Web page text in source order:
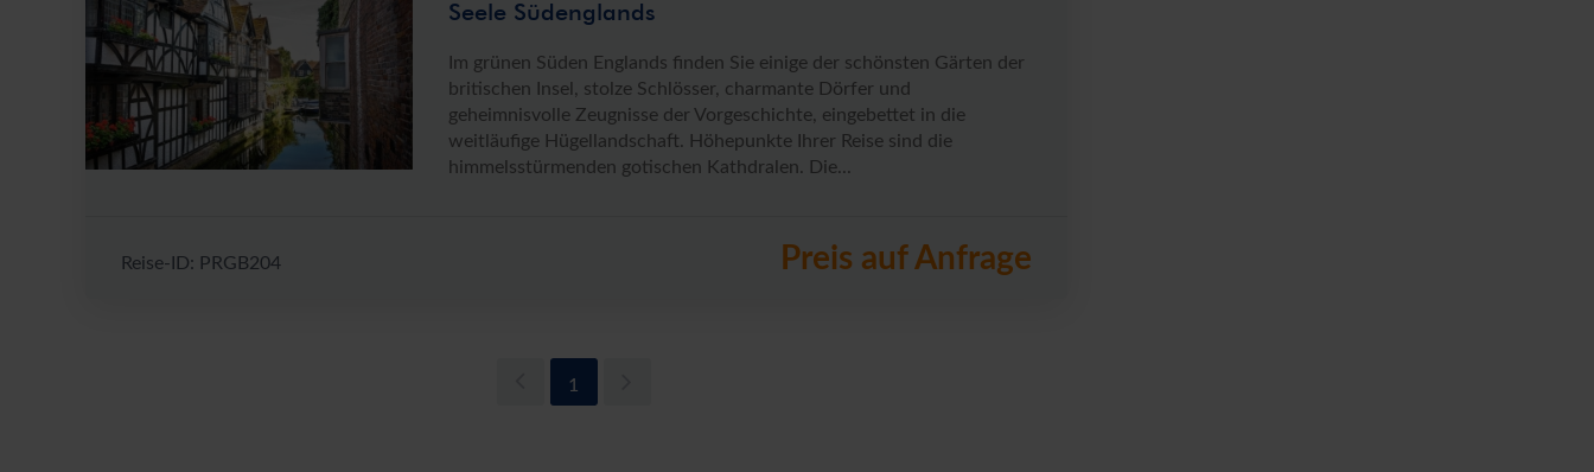
Seele Südenglands
Im grünen Süden Englands finden Sie einige der schönsten Gärten der
britischen Insel, stolze Schlösser, charmante Dörfer und
geheimnisvolle Zeugnisse der Vorgeschichte, eingebettet in die
weitläufige Hügellandschaft. Höhepunkte Ihrer Reise sind die
himmelsstürmenden gotischen Kathdralen. Die...
Preis auf Anfrage
Reise-ID: PRGB204
1